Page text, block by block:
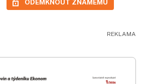
ODEMKNOUT ZNÁMÉMU